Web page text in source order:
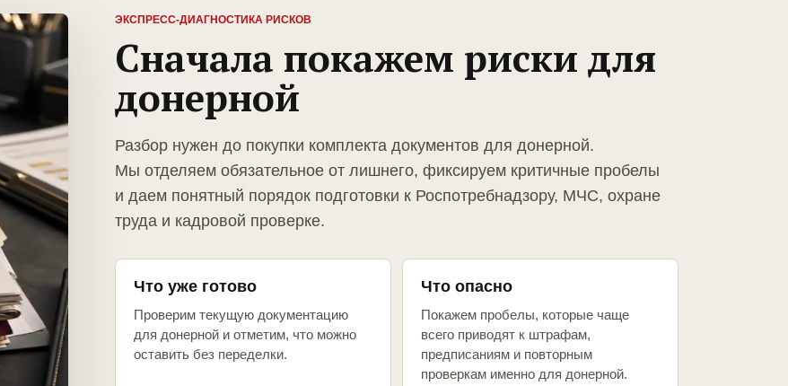
ЭКСПРЕСС-ДИАГНОСТИКА РИСКОВ
Сначала покажем риски для
донерной
Разбор нужен до покупки комплекта документов для донерной.
Мы отделяем обязательное от лишнего, фиксируем критичные пробелы
и даем понятный порядок подготовки к Роспотребнадзору, МЧС, охране
труда и кадровой проверке.
Что уже готово
Проверим текущую документацию
для донерной и отметим, что можно
оставить без переделки.
Что опасно
Покажем пробелы, которые чаще
всего приводят к штрафам,
предписаниям и повторным
проверкам именно для донерной.